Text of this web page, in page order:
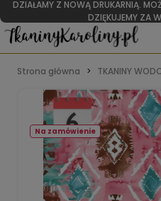
DZIAŁAMY Z NOWĄ DRUKARNIĄ.
DZIĘKUJEMY ZA
Strona główna TKANINY
Na zamówienie